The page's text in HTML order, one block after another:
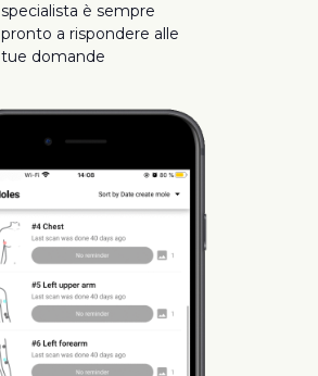
specialista è sempre
pronto a rispondere alle
tue domande